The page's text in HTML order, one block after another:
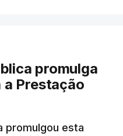
promulga
Prestação
promulgou esta